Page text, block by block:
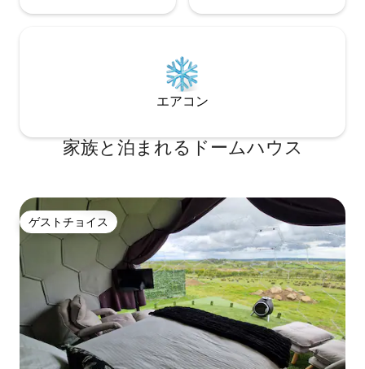
エアコン
家族と泊まれるドームハウス
ゲストチョイス
ゲストチョイス